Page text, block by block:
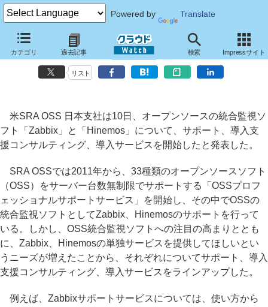
Powered by Translate
カテゴリ 過去記事 検索 Impressサイト
SRA OSS、ZabbixとHinemosのサポートサービスや導入サービスを提
リスト
米SRA OSS 日本支社は10日、オープンソースの統合監視ソ
フト「Zabbix」と「Hinemos」について、サポート、導入支
援コンサルティング、導入サービスを開始したと発表した。
SRA OSSでは2011年から、33種類のオープンソースソフト
（OSS）をサーバー台数無制限でサポートする「OSSプロフ
ェッショナルサポートサービス」を開始し、その中でOSSの
統合監視ソフトとしてZabbix、Hinemosのサポートを行って
いる。しかし、OSS統合監視ソフトへの注目の高まりととも
に、Zabbix、Hinemosの単独サービスを提供してほしいとい
うニーズが増えたことから、それぞれについてサポート、導入
支援コンサルティング、導入サービスをラインアップした。
例えば、Zabbixサポートサービスについては、使い方から